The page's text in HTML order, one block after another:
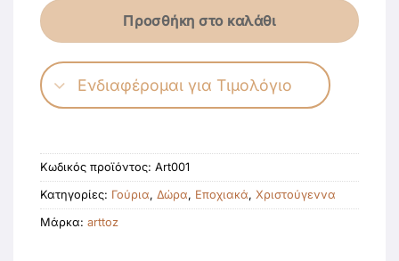
Προσθήκη στο καλάθι
Ενδιαφέρομαι για Τιμολόγιο
Κωδικός προϊόντος: Art001
Κατηγορίες: Γούρια, Δώρα, Εποχιακά, Χριστούγεννα
Μάρκα: arttoz